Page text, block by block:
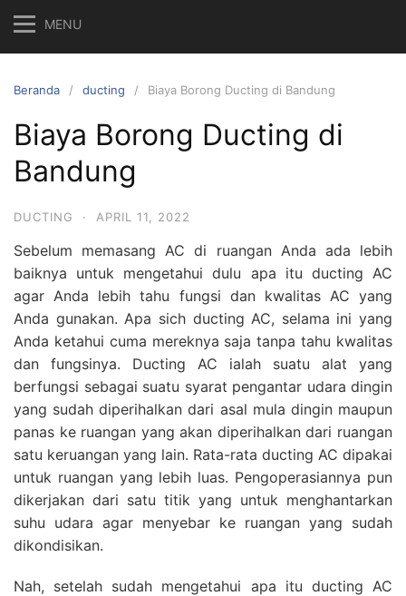
MENU
Beranda ducting Biaya Borong Ducting di Bandung
Biaya Borong Ducting di
Bandung
DUCTING · APRIL 11, 2022
Sebelum memasang AC di ruangan Anda ada lebih
baiknya untuk mengetahui dulu apa itu ducting AC
agar Anda lebih tahu fungsi dan kwalitas AC yang
Anda gunakan. Apa sich ducting AC, selama ini yang
Anda ketahui cuma mereknya saja tanpa tahu kwalitas
dan fungsinya. Ducting AC ialah suatu alat yang
berfungsi sebagai suatu syarat pengantar udara dingin
yang sudah diperihalkan dari asal mula dingin maupun
panas ke ruangan yang akan diperihalkan dari ruangan
satu keruangan yang lain. Rata-rata ducting AC dipakai
untuk ruangan yang lebih luas. Pengoperasiannya pun
dikerjakan dari satu titik yang untuk menghantarkan
suhu udara agar menyebar ke ruangan yang sudah
dikondisikan.
Nah, setelah sudah mengetahui apa itu ducting AC